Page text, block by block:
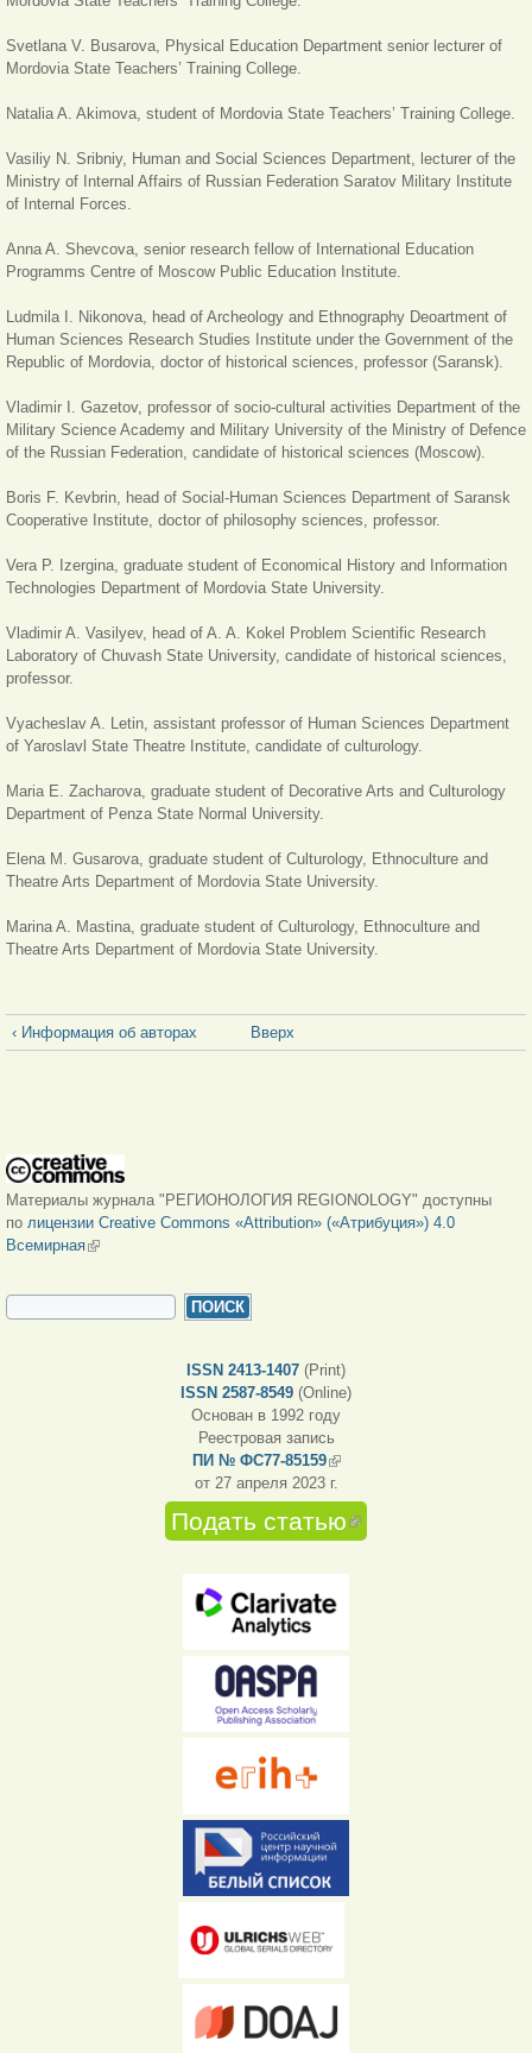
Svetlana V. Busarova, Physical Education Department senior lecturer of
Mordovia State Teachers’ Training College.
Natalia A. Akimova, student of Mordovia State Teachers’ Training College.
Vasiliy N. Sribniy, Human and Social Sciences Department, lecturer of the
Ministry of Internal Affairs of Russian Federation Saratov Military Institute
of Internal Forces.
Anna A. Shevcova, senior research fellow of International Education
Programms Centre of Moscow Public Education Institute.
Ludmila I. Nikonova, head of Archeology and Ethnography Deoartment of
Human Sciences Research Studies Institute under the Government of the
Republic of Mordovia, doctor of historical sciences, professor (Saransk).
Vladimir I. Gazetov, professor of socio-cultural activities Department of the
Military Science Academy and Military University of the Ministry of Defence
of the Russian Federation, candidate of historical sciences (Moscow).
Boris F. Kevbrin, head of Social-Human Sciences Department of Saransk
Cooperative Institute, doctor of philosophy sciences, professor.
Vera P. Izergina, graduate student of Economical History and Information
Technologies Department of Mordovia State University.
Vladimir A. Vasilyev, head of A. A. Kokel Problem Scientific Research
Laboratory of Chuvash State University, candidate of historical sciences,
professor.
Vyacheslav A. Letin, assistant professor of Human Sciences Department
of Yaroslavl State Theatre Institute, candidate of culturology.
Maria E. Zacharova, graduate student of Decorative Arts and Culturology
Department of Penza State Normal University.
Elena M. Gusarova, graduate student of Culturology, Ethnoculture and
Theatre Arts Department of Mordovia State University.
Marina A. Mastina, graduate student of Culturology, Ethnoculture and
Theatre Arts Department of Mordovia State University.
‹ Информация об авторах Вверх
Материалы журнала "РЕГИОНОЛОГИЯ REGIONOLOGY" доступны
по лицензии Creative Commons «Attribution» («Атрибуция») 4.0
Всемирная(внешняя ссылка)
ФОРМА ПОИСКА
ISSN 2413-1407 (Print)
ISSN 2587-8549 (Online)
Основан в 1992 году
Реестровая запись
ПИ № ФС77-85159(внешняя ссылка)
от 27 апреля 2023 г.
Подать статью